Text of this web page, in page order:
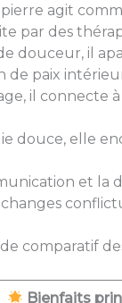
agit
par des
douceur, il
de paix
il connecte
douce, elle
et la
comparatif
Bienfaits